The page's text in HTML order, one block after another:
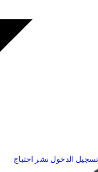
تسجيل الدخول نشر احتياج